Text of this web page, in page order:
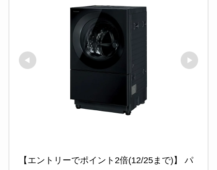
【エントリーでポイント2倍(12/25まで)】 パ